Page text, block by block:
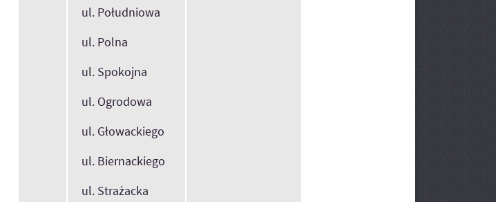
ul. Południowa
ul. Polna
ul. Spokojna
ul. Ogrodowa
ul. Głowackiego
ul. Biernackiego
ul. Strażacka